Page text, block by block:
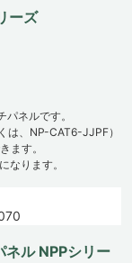
ーズ
ネルです。
、NP-CAT6-JJPF）
ます。
なります。
ル NPPシリー